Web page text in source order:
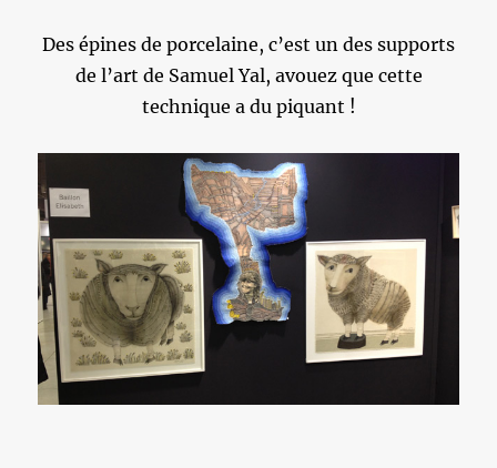
Des épines de porcelaine, c’est un des supports
de l’art de Samuel Yal, avouez que cette
technique a du piquant !